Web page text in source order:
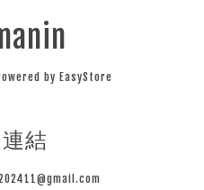
by EasyStore
結